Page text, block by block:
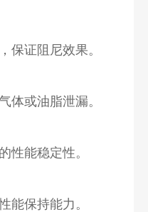
保证阻尼效果。
体或油脂泄漏。
性能稳定性。
能保持能力。